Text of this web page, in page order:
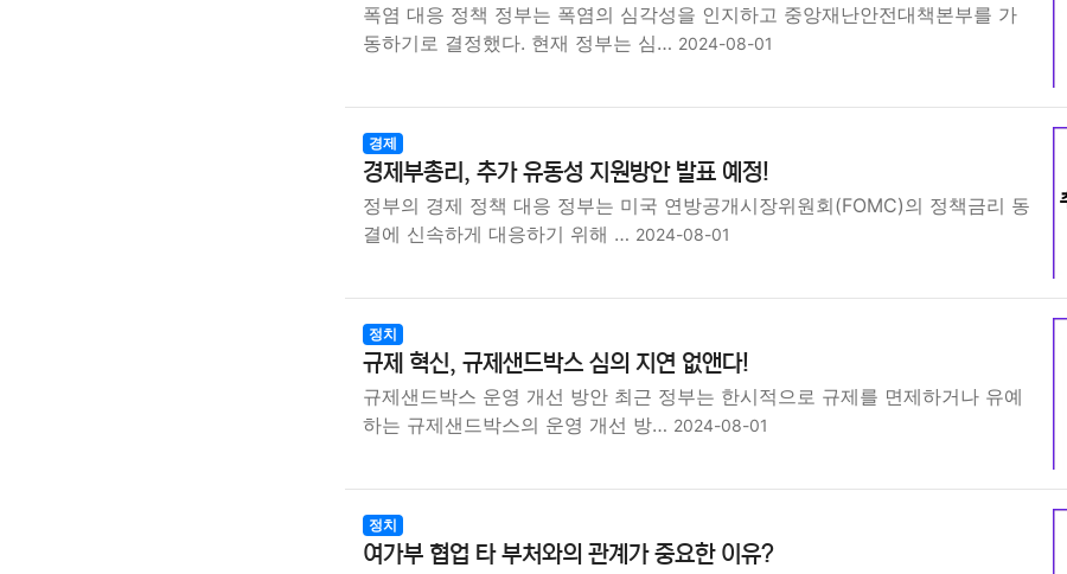
폭염 대응 정책 정부는 폭염의 심각성을 인지하고 중앙재난안전대책본부를 가
동하기로 결정했다. 현재 정부는 심… 2024-08-01
경제
경제부총리, 추가 유동성 지원방안 발표 예정!
정부의 경제 정책 대응 정부는 미국 연방공개시장위원회(FOMC)의 정책금리 동
결에 신속하게 대응하기 위해 … 2024-08-01
정치
규제 혁신, 규제샌드박스 심의 지연 없앤다!
규제샌드박스 운영 개선 방안 최근 정부는 한시적으로 규제를 면제하거나 유예
하는 규제샌드박스의 운영 개선 방… 2024-08-01
정치
여가부 협업 타 부처와의 관계가 중요한 이유?